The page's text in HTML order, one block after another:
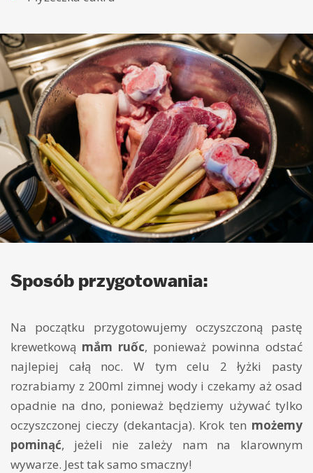
Sposób przygotowania:
Na początku przygotowujemy oczyszczoną pastę
krewetkową mắm ruốc, ponieważ powinna odstać
najlepiej całą noc. W tym celu 2 łyżki pasty
rozrabiamy z 200ml zimnej wody i czekamy aż osad
opadnie na dno, ponieważ będziemy używać tylko
oczyszczonej cieczy (dekantacja). Krok ten możemy
pominąć, jeżeli nie zależy nam na klarownym
wywarze. Jest tak samo smaczny!